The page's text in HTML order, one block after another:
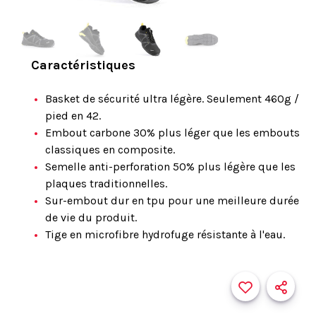
Caractéristiques
Basket de sécurité ultra légère. Seulement 460g /
pied en 42.
Embout carbone 30% plus léger que les embouts
classiques en composite.
Semelle anti-perforation 50% plus légère que les
plaques traditionnelles.
Sur-embout dur en tpu pour une meilleure durée
de vie du produit.
Tige en microfibre hydrofuge résistante à l'eau.